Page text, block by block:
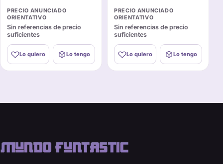
PRECIO ANUNCIADO
ORIENTATIVO
Sin referencias de precio
suficientes
Lo quiero Lo tengo
PRECIO ANUNCIADO
ORIENTATIVO
Sin referencias de precio
suficientes
Lo quiero Lo tengo